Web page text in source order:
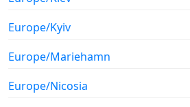
Europe/Kyiv
Europe/Mariehamn
Europe/Nicosia